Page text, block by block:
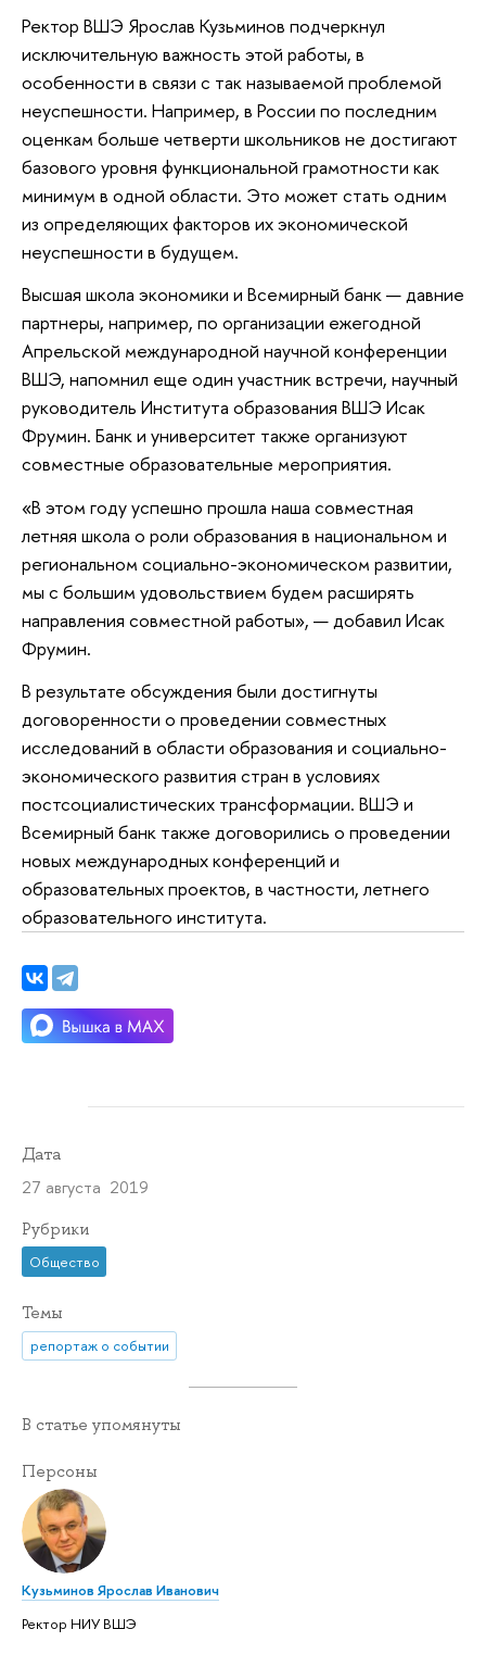
Ректор ВШЭ Ярослав Кузьминов подчеркнул
исключительную важность этой работы, в
особенности в связи с так называемой проблемой
неуспешности. Например, в России по последним
оценкам больше четверти школьников не достигают
базового уровня функциональной грамотности как
минимум в одной области. Это может стать одним
из определяющих факторов их экономической
неуспешности в будущем.
Высшая школа экономики и Всемирный банк — давние
партнеры, например, по организации ежегодной
Апрельской международной научной конференции
ВШЭ, напомнил еще один участник встречи, научный
руководитель Института образования ВШЭ Исак
Фрумин. Банк и университет также организуют
совместные образовательные мероприятия.
«В этом году успешно прошла наша совместная
летняя школа о роли образования в национальном и
региональном социально-экономическом развитии,
мы с большим удовольствием будем расширять
направления совместной работы», — добавил Исак
Фрумин.
В результате обсуждения были достигнуты
договоренности о проведении совместных
исследований в области образования и социально-
экономического развития стран в условиях
постсоциалистических трансформации. ВШЭ и
Всемирный банк также договорились о проведении
новых международных конференций и
образовательных проектов, в частности, летнего
образовательного института.
Дата
27 августа 2019
Рубрики
Общество
Темы
репортаж о событии
В статье упомянуты
Персоны
Кузьминов Ярослав Иванович
Ректор НИУ ВШЭ